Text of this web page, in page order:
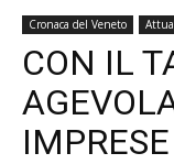
Cronaca del Veneto
CON IL
IMPRESE